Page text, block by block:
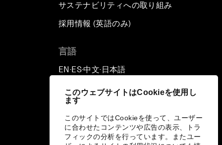
このウェブサイトはCookieを使用し
ます
このサイトではCookieを使って、ユーザー
に合わせたコンテンツや広告の表示、トラ
フィックの分析を行っています。またユー
サステナビリティへの取り組み
採用情報 (英語のみ)
言語
EN ▪ ES▪中文▪ 日本語